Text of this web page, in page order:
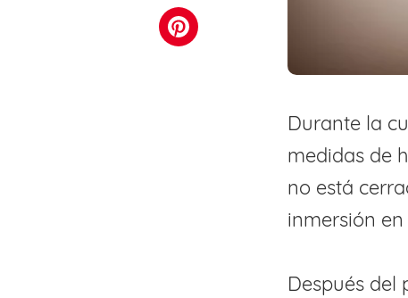
Durante la
medidas de
no está
inmersión
Después